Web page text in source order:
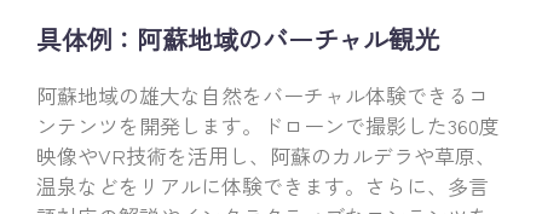
具体例：阿蘇地域のバーチャル観光
阿蘇地域の雄大な自然をバーチャル体験できるコ
ンテンツを開発します。ドローンで撮影した360度
映像やVR技術を活用し、阿蘇のカルデラや草原、
温泉などをリアルに体験できます。さらに、多言